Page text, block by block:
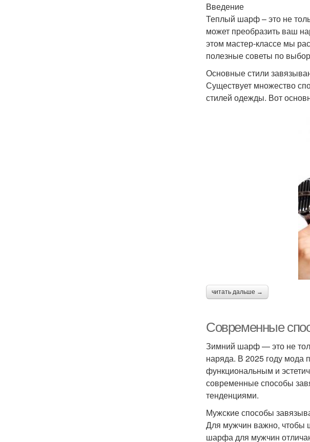
Введение
Теплый шарф – это не
может преобразить ваш
этом мастер-классе мы
полезные советы по
Основные стили
Существует множество
стилей одежды. Вот
читать дальше →
Современные
Зимний шарф — это не
наряда. В 2025 году мода
функциональным и
современные способы
тенденциями.
Мужские способы
Для мужчин важно, чтобы
шарфа для мужчин